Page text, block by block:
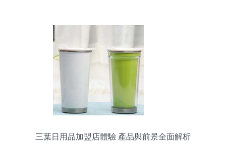
三葉日用品加盟店體驗 產品與前景全面解析